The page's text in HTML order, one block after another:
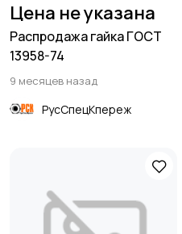
Цена не указана
Распродажа гайка ГОСТ
13958-74
9 месяцев назад
РусСпецКпереж